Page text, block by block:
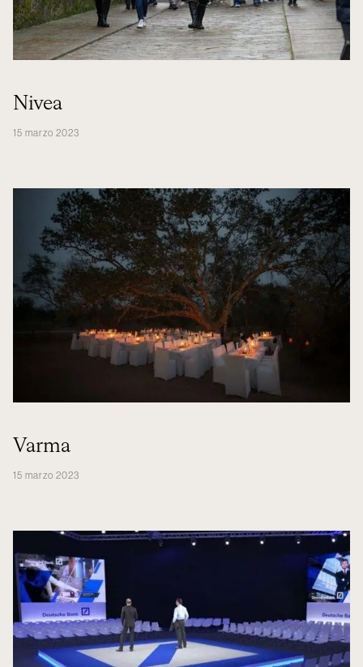
Nivea
15 marzo 2023
Varma
15 marzo 2023